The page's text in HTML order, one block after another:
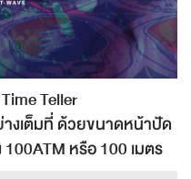
Teller
างเต็มที่ ด้วยขนาดหน้าปัด
หรือ 100 เมตร